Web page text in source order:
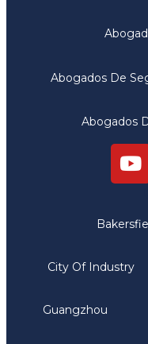
Abogados De
Abogados
City Of Industry
Guangzhou